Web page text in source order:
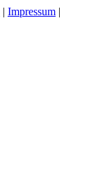
| Impressum |